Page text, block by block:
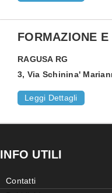
FORMAZIONE
RAGUSA RG
3, Via Schinina'
Leggi Dettagli
INFO UTILI
Contatti